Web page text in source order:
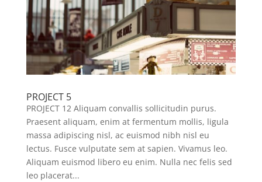
PROJECT 5
PROJECT 12 Aliquam convallis sollicitudin purus.
Praesent aliquam, enim at fermentum mollis, ligula
massa adipiscing nisl, ac euismod nibh nisl eu
lectus. Fusce vulputate sem at sapien. Vivamus leo.
Aliquam euismod libero eu enim. Nulla nec felis sed
leo placerat...